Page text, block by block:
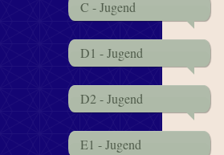
C - Jugend
D1 - Jugend
D2 - Jugend
E1 - Jugend